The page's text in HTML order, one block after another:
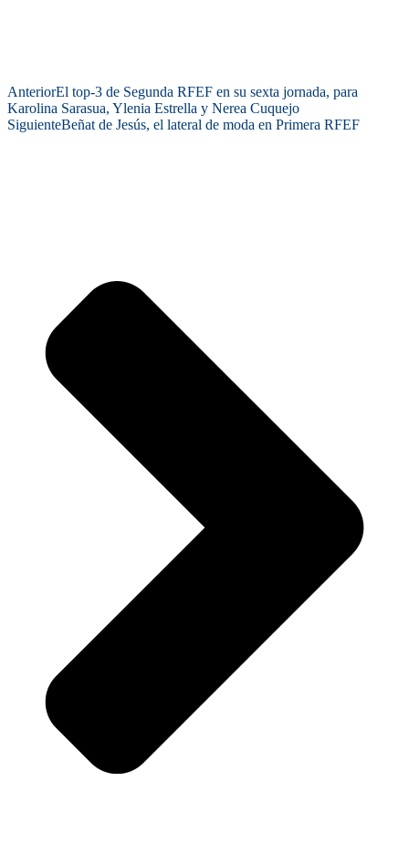
AnteriorEl top-3 de Segunda RFEF en su sexta jornada, para
Karolina Sarasua, Ylenia Estrella y Nerea Cuquejo
SiguienteBeñat de Jesús, el lateral de moda en Primera RFEF